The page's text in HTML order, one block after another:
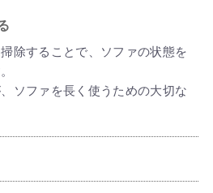
除することで、ソファの状態を
ソファを長く使うための大切な